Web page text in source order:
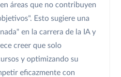
áreas que no contribuyen
Esto sugiere una
en la carrera de la IA y
creer que solo
y optimizando su
eficazmente con